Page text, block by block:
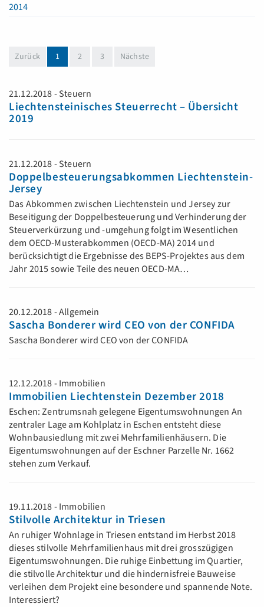
2014
Zurück 1(aktuell)
2 3 Nächste
21.12.2018 - Steuern
Liechtensteinisches Steuerrecht – Übersicht
2019
21.12.2018 - Steuern
Doppelbesteuerungsabkommen Liechtenstein-
Jersey
Das Abkommen zwischen Liechtenstein und Jersey zur
Beseitigung der Doppelbesteuerung und Verhinderung der
Steuerverkürzung und -umgehung folgt im Wesentlichen
dem OECD-Musterabkommen (OECD-MA) 2014 und
berücksichtigt die Ergebnisse des BEPS-Projektes aus dem
Jahr 2015 sowie Teile des neuen OECD-MA…
20.12.2018 - Allgemein
Sascha Bonderer wird CEO von der CONFIDA
Sascha Bonderer wird CEO von der CONFIDA
12.12.2018 - Immobilien
Immobilien Liechtenstein Dezember 2018
Eschen: Zentrumsnah gelegene Eigentumswohnungen An
zentraler Lage am Kohlplatz in Eschen entsteht diese
Wohnbausiedlung mit zwei Mehrfamilienhäusern. Die
Eigentumswohnungen auf der Eschner Parzelle Nr. 1662
stehen zum Verkauf.
19.11.2018 - Immobilien
Stilvolle Architektur in Triesen
An ruhiger Wohnlage in Triesen entstand im Herbst 2018
dieses stilvolle Mehrfamilienhaus mit drei grosszügigen
Eigentumswohnungen. Die ruhige Einbettung im Quartier,
die stilvolle Architektur und die hindernisfreie Bauweise
verleihen dem Projekt eine besondere und spannende Note.
Interessiert?